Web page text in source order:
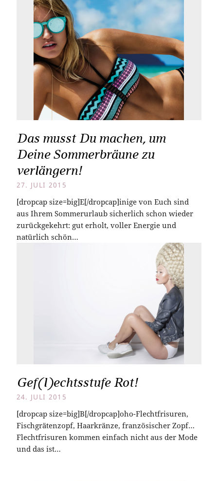
Das musst Du machen, um
Deine Sommerbräune zu
verlängern!
27. JULI 2015
[dropcap size=big]E[/dropcap]inige von Euch sind
aus Ihrem Sommerurlaub sicherlich schon wieder
zurückgekehrt: gut erholt, voller Energie und
natürlich schön…
Gef(l)echtsstufe Rot!
24. JULI 2015
[dropcap size=big]B[/dropcap]oho-Flechtfrisuren,
Fischgrätenzopf, Haarkränze, französischer Zopf…
Flechtfrisuren kommen einfach nicht aus der Mode
und das ist…